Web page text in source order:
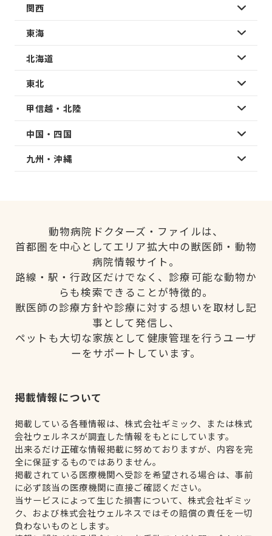
関西
東海
北海道
東北
甲信越・北陸
中国・四国
九州・沖縄
動物病院ドクターズ・ファイルは、
首都圏を中心としてエリア拡大中の獣医師・動物
病院情報サイト。
路線・駅・行政区だけでなく、診療可能な動物か
らも検索できることが特徴的。
獣医師の診療方針や診療に対する想いを取材し記
事として発信し、
ペットも大切な家族として健康管理を行うユーザ
ーをサポートしています。
掲載情報について
掲載している各種情報は、株式会社ギミック、または株式
会社ウェルネスが調査した情報をもとにしています。
出来るだけ正確な情報掲載に努めておりますが、内容を完
全に保証するものではありません。
掲載されている医療機関へ受診を希望される場合は、事前
に必ず該当の医療機関に直接ご確認ください。
当サービスによって生じた損害について、株式会社ギミッ
ク、および株式会社ウェルネスではその賠償の責任を一切
負わないものとします。